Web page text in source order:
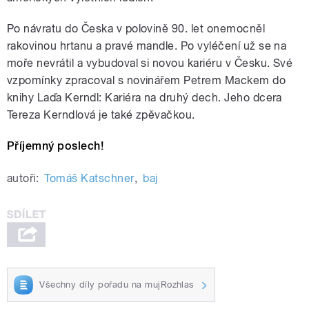
Po návratu do Česka v polovině 90. let onemocněl
rakovinou hrtanu a pravé mandle. Po vyléčení už se na
moře nevrátil a vybudoval si novou kariéru v Česku. Své
vzpomínky zpracoval s novinářem Petrem Mackem do
knihy Laďa Kerndl: Kariéra na druhý dech. Jeho dcera
Tereza Kerndlová je také zpěvačkou.
Příjemný poslech!
autoři: Tomáš Katschner, baj
Všechny díly pořadu na mujRozhlas